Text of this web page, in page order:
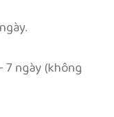
7 ngày (không